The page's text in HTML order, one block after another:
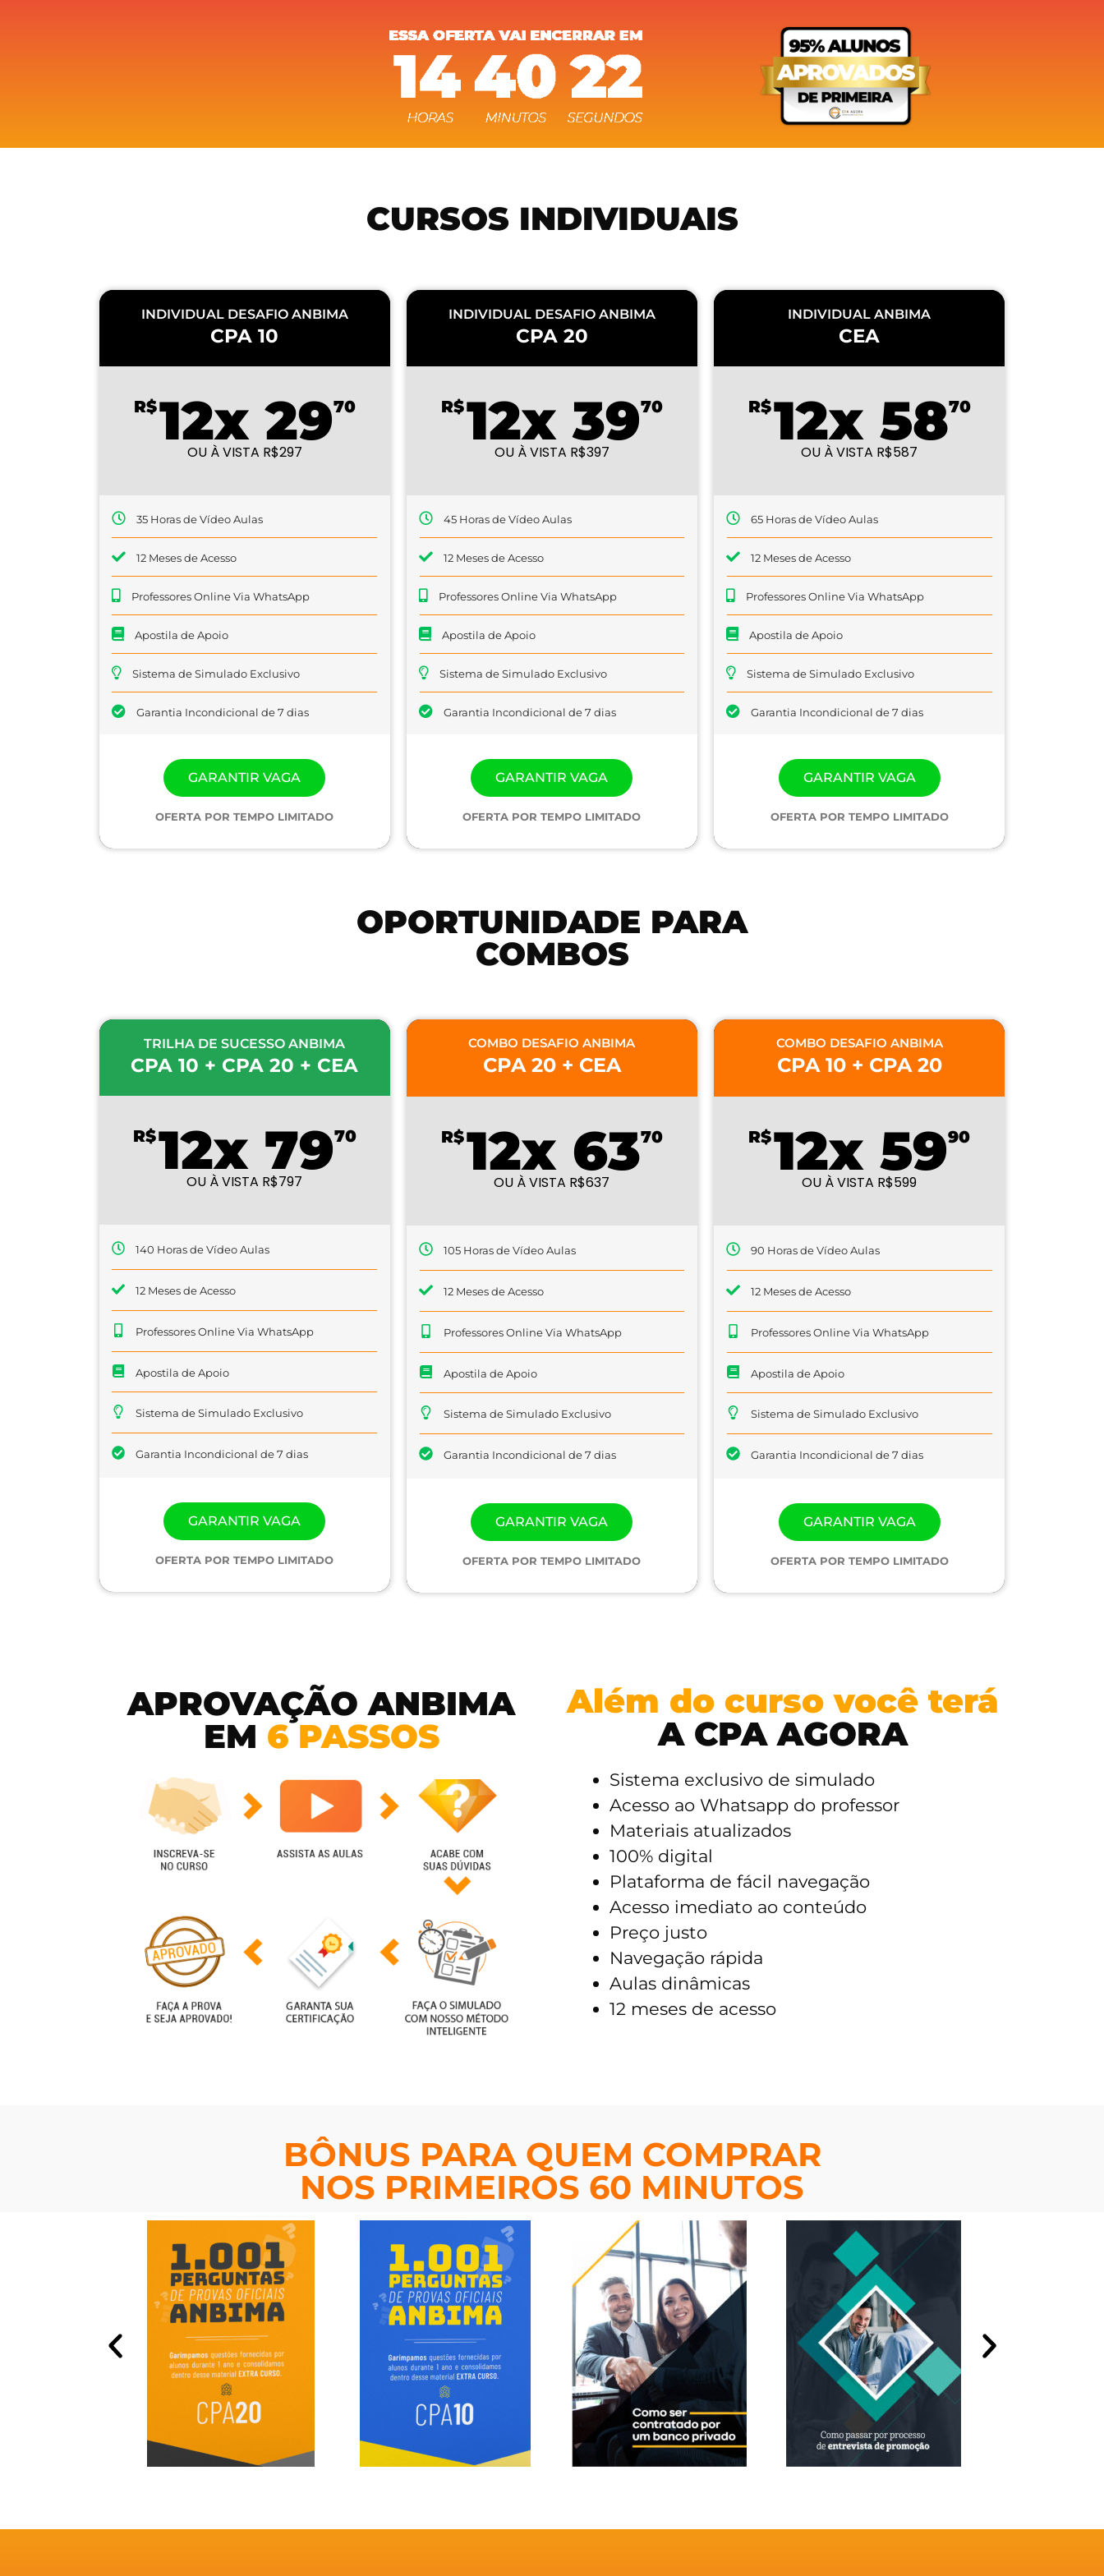
CURSOS INDIVIDUAIS
INDIVIDUAL DESAFIO ANBIMA
CPA 10
R$12x 2970
OU À VISTA R$297
35 Horas de Vídeo Aulas
12 Meses de Acesso
Professores Online Via WhatsApp
Apostila de Apoio
Sistema de Simulado Exclusivo
Garantia Incondicional de 7 dias
GARANTIR VAGA
OFERTA POR TEMPO LIMITADO
INDIVIDUAL DESAFIO ANBIMA
CPA 20
R$12x 3970
OU À VISTA R$397
45 Horas de Vídeo Aulas
12 Meses de Acesso
Professores Online Via WhatsApp
Apostila de Apoio
Sistema de Simulado Exclusivo
Garantia Incondicional de 7 dias
GARANTIR VAGA
OFERTA POR TEMPO LIMITADO
INDIVIDUAL ANBIMA
CEA
R$12x 5870
OU À VISTA R$587
65 Horas de Vídeo Aulas
12 Meses de Acesso
Professores Online Via WhatsApp
Apostila de Apoio
Sistema de Simulado Exclusivo
Garantia Incondicional de 7 dias
GARANTIR VAGA
OFERTA POR TEMPO LIMITADO
OPORTUNIDADE PARA
COMBOS
TRILHA DE SUCESSO ANBIMA
CPA 10 + CPA 20 + CEA
R$12x 7970
OU À VISTA R$797
140 Horas de Vídeo Aulas
12 Meses de Acesso
Professores Online Via WhatsApp
Apostila de Apoio
Sistema de Simulado Exclusivo
Garantia Incondicional de 7 dias
GARANTIR VAGA
OFERTA POR TEMPO LIMITADO
COMBO DESAFIO ANBIMA
CPA 20 + CEA
R$12x 6370
OU À VISTA R$637
105 Horas de Vídeo Aulas
12 Meses de Acesso
Professores Online Via WhatsApp
Apostila de Apoio
Sistema de Simulado Exclusivo
Garantia Incondicional de 7 dias
GARANTIR VAGA
OFERTA POR TEMPO LIMITADO
COMBO DESAFIO ANBIMA
CPA 10 + CPA 20
R$12x 5990
OU À VISTA R$599
90 Horas de Vídeo Aulas
12 Meses de Acesso
Professores Online Via WhatsApp
Apostila de Apoio
Sistema de Simulado Exclusivo
Garantia Incondicional de 7 dias
GARANTIR VAGA
OFERTA POR TEMPO LIMITADO
APROVAÇÃO ANBIMA
EM 6 PASSOS
Além do curso você terá
A CPA AGORA
Sistema exclusivo de simulado
Acesso ao Whatsapp do professor
Materiais atualizados
100% digital
Plataforma de fácil navegação
Acesso imediato ao conteúdo
Preço justo
Navegação rápida
Aulas dinâmicas
12 meses de acesso
BÔNUS PARA QUEM COMPRAR
NOS PRIMEIROS 60 MINUTOS